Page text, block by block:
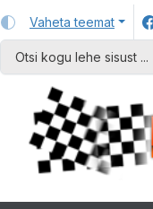
Vaheta teemat